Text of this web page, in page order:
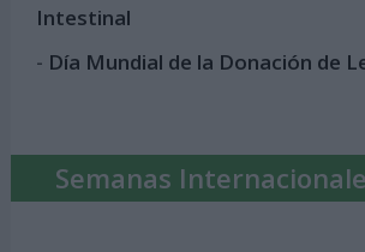
Intestinal
- Día Mundial de la Donación de
Semanas